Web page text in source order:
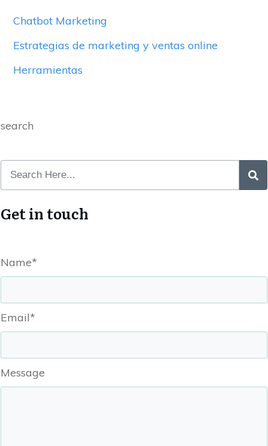
Chatbot Marketing
Estrategias de marketing y ventas online
Herramientas
search
Get in touch
Name*
Email*
Message